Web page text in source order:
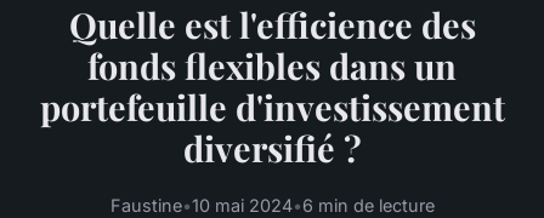
Quelle est l'efficience des
fonds flexibles dans un
portefeuille d'investissement
diversifié ?
Faustine•10 mai 2024•6 min de lecture